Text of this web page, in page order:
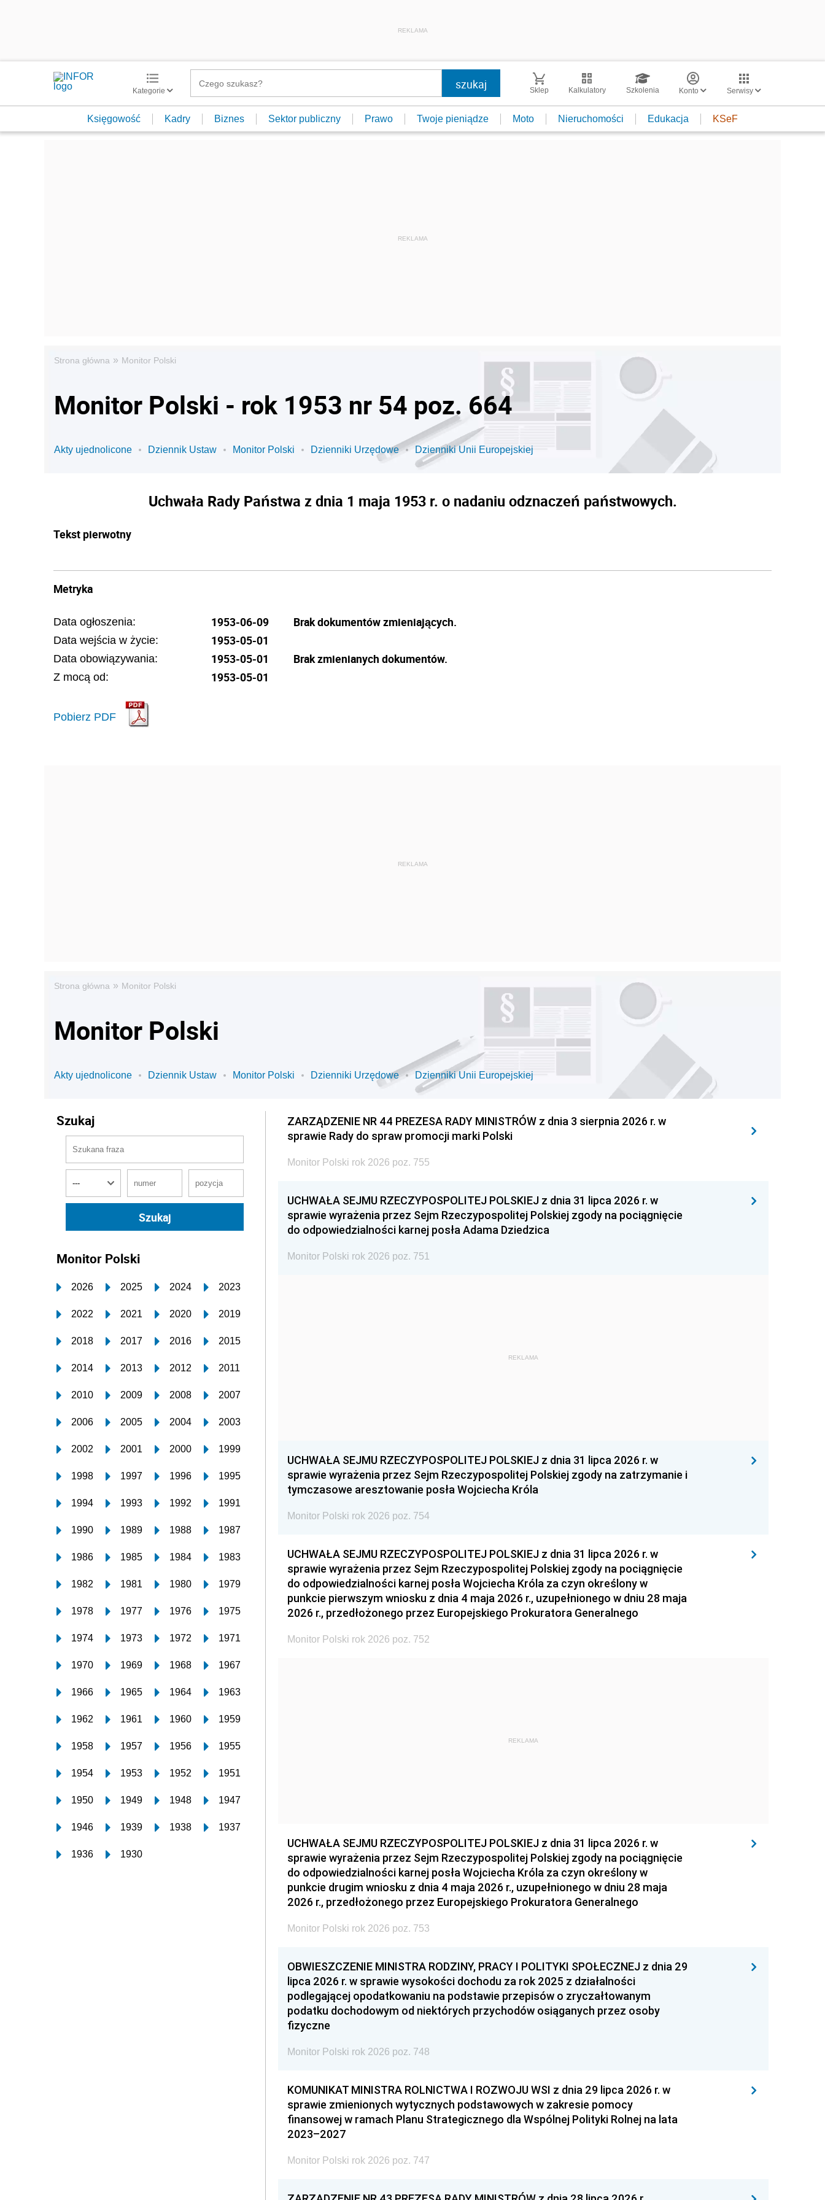
REKLAMA
Kategorie Sklep Kalkulatory Szkolenia Konto Serwisy
Księgowość Kadry Biznes Sektor publiczny Prawo Twoje pieniądze Moto Nieruchomości Edukacja KSeF
Strona główna » Monitor Polski
Monitor Polski - rok 1953 nr 54 poz. 664
Akty ujednolicone Dziennik Ustaw Monitor Polski Dzienniki Urzędowe Dzienniki Unii Europejskiej
Uchwała Rady Państwa z dnia 1 maja 1953 r. o nadaniu odznaczeń państwowych.
Tekst pierwotny
Metryka
Data ogłoszenia: 1953-06-09
Data wejścia w życie: 1953-05-01
Data obowiązywania: 1953-05-01
Z mocą od: 1953-05-01
Pobierz PDF
Brak dokumentów zmieniających.
Brak zmienianych dokumentów.
Strona główna » Monitor Polski
Monitor Polski
Akty ujednolicone Dziennik Ustaw Monitor Polski Dzienniki Urzędowe Dzienniki Unii Europejskiej
Szukaj
Monitor Polski
2026 2025 2024 2023
2022 2021 2020 2019
2018 2017 2016 2015
2014 2013 2012 2011
2010 2009 2008 2007
2006 2005 2004 2003
2002 2001 2000 1999
1998 1997 1996 1995
1994 1993 1992 1991
1990 1989 1988 1987
1986 1985 1984 1983
1982 1981 1980 1979
1978 1977 1976 1975
1974 1973 1972 1971
1970 1969 1968 1967
1966 1965 1964 1963
1962 1961 1960 1959
1958 1957 1956 1955
1954 1953 1952 1951
1950 1949 1948 1947
1946 1939 1938 1937
1936 1930
ZARZĄDZENIE NR 44 PREZESA RADY MINISTRÓW z dnia 3 sierpnia 2026 r. w
sprawie Rady do spraw promocji marki Polski
Monitor Polski rok 2026 poz. 755
UCHWAŁA SEJMU RZECZYPOSPOLITEJ POLSKIEJ z dnia 31 lipca 2026 r. w
sprawie wyrażenia przez Sejm Rzeczypospolitej Polskiej zgody na pociągnięcie
do odpowiedzialności karnej posła Adama Dziedzica
Monitor Polski rok 2026 poz. 751
REKLAMA
UCHWAŁA SEJMU RZECZYPOSPOLITEJ POLSKIEJ z dnia 31 lipca 2026 r. w
sprawie wyrażenia przez Sejm Rzeczypospolitej Polskiej zgody na zatrzymanie i
tymczasowe aresztowanie posła Wojciecha Króla
Monitor Polski rok 2026 poz. 754
UCHWAŁA SEJMU RZECZYPOSPOLITEJ POLSKIEJ z dnia 31 lipca 2026 r. w
sprawie wyrażenia przez Sejm Rzeczypospolitej Polskiej zgody na pociągnięcie
do odpowiedzialności karnej posła Wojciecha Króla za czyn określony w
punkcie pierwszym wniosku z dnia 4 maja 2026 r., uzupełnionego w dniu 28 maja
2026 r., przedłożonego przez Europejskiego Prokuratora Generalnego
Monitor Polski rok 2026 poz. 752
REKLAMA
UCHWAŁA SEJMU RZECZYPOSPOLITEJ POLSKIEJ z dnia 31 lipca 2026 r. w
sprawie wyrażenia przez Sejm Rzeczypospolitej Polskiej zgody na pociągnięcie
do odpowiedzialności karnej posła Wojciecha Króla za czyn określony w
punkcie drugim wniosku z dnia 4 maja 2026 r., uzupełnionego w dniu 28 maja
2026 r., przedłożonego przez Europejskiego Prokuratora Generalnego
Monitor Polski rok 2026 poz. 753
OBWIESZCZENIE MINISTRA RODZINY, PRACY I POLITYKI SPOŁECZNEJ z dnia 29
lipca 2026 r. w sprawie wysokości dochodu za rok 2025 z działalności
podlegającej opodatkowaniu na podstawie przepisów o zryczałtowanym
podatku dochodowym od niektórych przychodów osiąganych przez osoby
fizyczne
Monitor Polski rok 2026 poz. 748
KOMUNIKAT MINISTRA ROLNICTWA I ROZWOJU WSI z dnia 29 lipca 2026 r. w
sprawie zmienionych wytycznych podstawowych w zakresie pomocy
finansowej w ramach Planu Strategicznego dla Wspólnej Polityki Rolnej na lata
2023–2027
Monitor Polski rok 2026 poz. 747